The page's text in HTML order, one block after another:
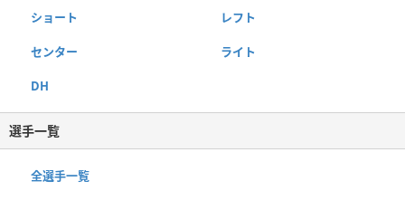
ショート レフト
センター ライト
DH
選手一覧
全選手一覧